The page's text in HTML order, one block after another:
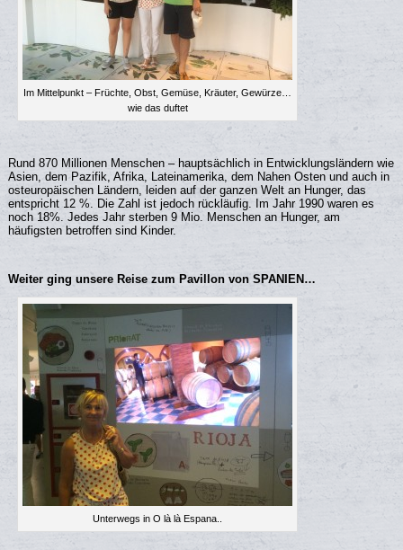
Im Mittelpunkt – Früchte, Obst, Gemüse, Kräuter, Gewürze…
wie das duftet
Rund 870 Millionen Menschen – hauptsächlich in Entwicklungsländern wie
Asien, dem Pazifik, Afrika, Lateinamerika, dem Nahen Osten und auch in
osteuropäischen Ländern, leiden auf der ganzen Welt an Hunger, das
entspricht 12 %. Die Zahl ist jedoch rückläufig. Im Jahr 1990 waren es
noch 18%. Jedes Jahr sterben 9 Mio. Menschen an Hunger, am
häufigsten betroffen sind Kinder.
Weiter ging unsere Reise zum Pavillon von SPANIEN…
Unterwegs in O là là Espana..